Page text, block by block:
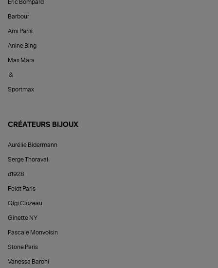
Éric Bompard
Barbour
Ami Paris
Anine Bing
Max Mara
&
Sportmax
CRÉATEURS BIJOUX
Aurélie Bidermann
Serge Thoraval
d1928
Feidt Paris
Gigi Clozeau
Ginette NY
Pascale Monvoisin
Stone Paris
Vanessa Baroni